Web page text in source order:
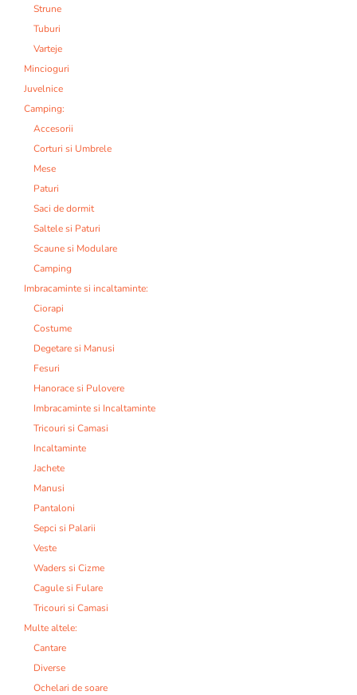
Strune
Tuburi
Varteje
Mincioguri
Juvelnice
Camping:
Accesorii
Corturi si Umbrele
Mese
Paturi
Saci de dormit
Saltele si Paturi
Scaune si Modulare
Camping
Imbracaminte si incaltaminte:
Ciorapi
Costume
Degetare si Manusi
Fesuri
Hanorace si Pulovere
Imbracaminte si Incaltaminte
Tricouri si Camasi
Incaltaminte
Jachete
Manusi
Pantaloni
Sepci si Palarii
Veste
Waders si Cizme
Cagule si Fulare
Tricouri si Camasi
Multe altele:
Cantare
Diverse
Ochelari de soare